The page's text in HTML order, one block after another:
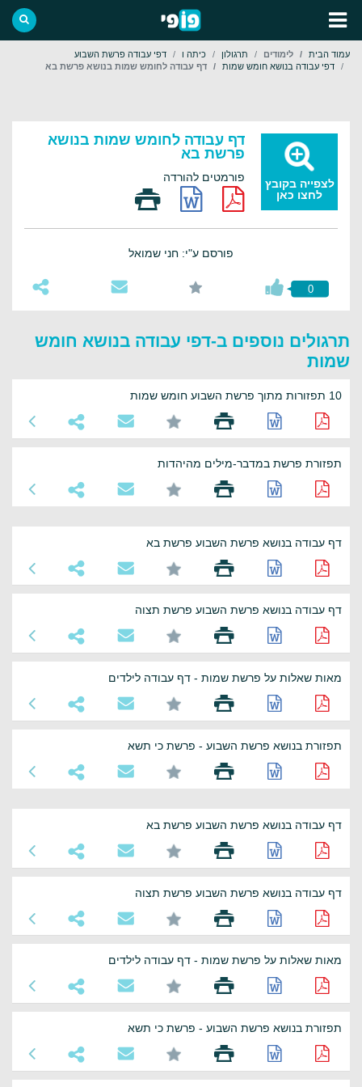
עמוד הבית לימודים תרגולון כיתה ו
דפי עבודה פרשת השבוע
דפי עבודה בנושא חומש שמות
דף עבודה לחומש שמות בנושא פרשת בא
לצפייה בקובץ
לחצו כאן
דף עבודה לחומש שמות בנושא
פרשת בא
פורמטים להורדה
פורסם ע"י: חני שמואל
0
תרגולים נוספים ב-דפי עבודה בנושא חומש
שמות
10 תפזורות מתוך פרשת השבוע חומש שמות
תפזורת פרשת במדבר-מילים מהיהדות
דף עבודה בנושא פרשת השבוע פרשת בא
דף עבודה בנושא פרשת השבוע פרשת תצוה
מאות שאלות על פרשת שמות - דף עבודה לילדים
תפזורת בנושא פרשת השבוע - פרשת כי תשא
דף עבודה בנושא פרשת השבוע פרשת בא
דף עבודה בנושא פרשת השבוע פרשת תצוה
מאות שאלות על פרשת שמות - דף עבודה לילדים
תפזורת בנושא פרשת השבוע - פרשת כי תשא